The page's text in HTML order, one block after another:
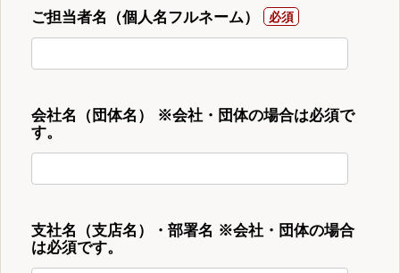
ご担当者名（個人名フルネーム）
会社名（団体名） ※会社・団体の場合は必須で
す。
支社名（支店名）・部署名 ※会社・団体の場合
は必須です。